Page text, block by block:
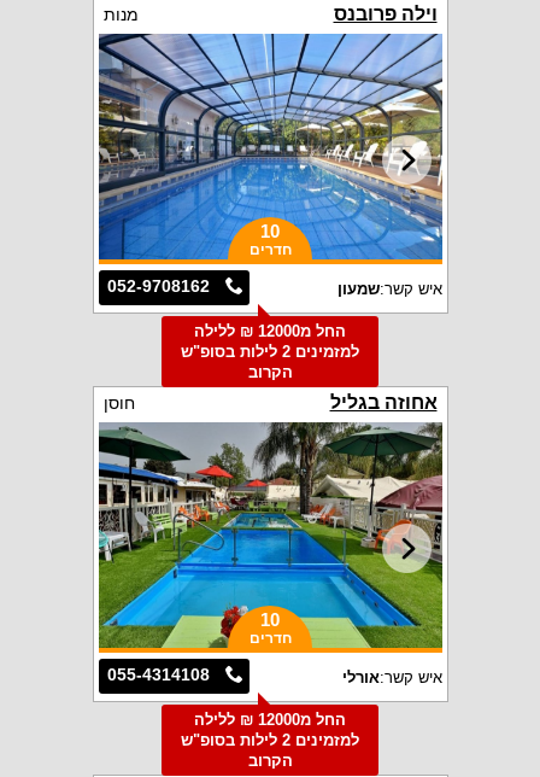
וילה פרובנס מנות
10
חדרים
052-9708162 איש קשר:שמעון
החל מ12000 ₪ ללילה
למזמינים 2 לילות בסופ"ש
הקרוב
אחוזה בגליל חוסן
10
חדרים
055-4314108 איש קשר:אורלי
החל מ12000 ₪ ללילה
למזמינים 2 לילות בסופ"ש
הקרוב